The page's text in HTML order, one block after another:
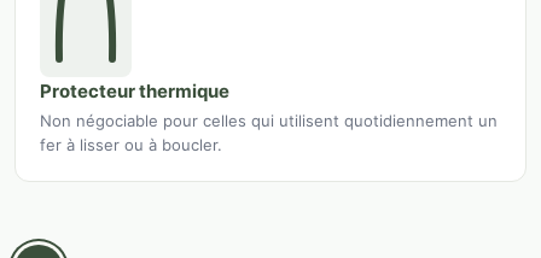
Protecteur thermique
Non négociable pour celles qui utilisent quotidiennement un
fer à lisser ou à boucler.